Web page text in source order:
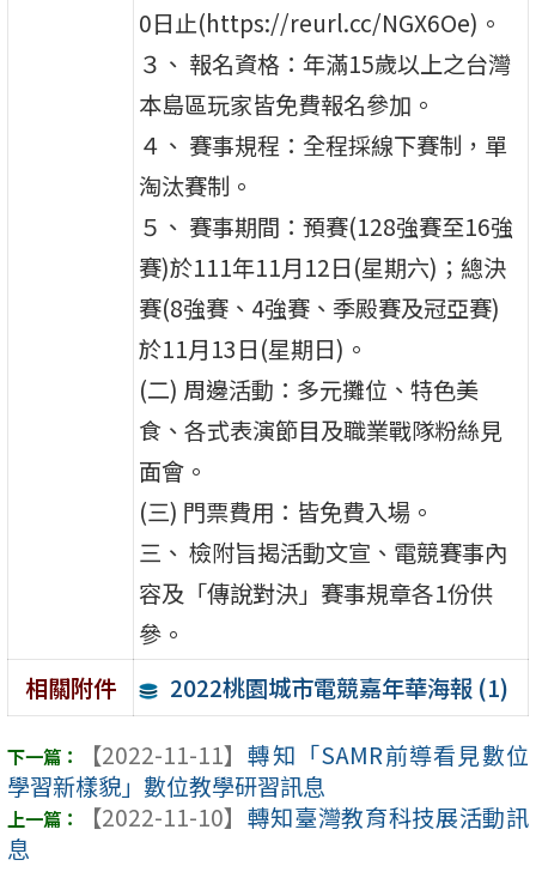
0日止(https://reurl.cc/NGX6Oe)。
３、 報名資格：年滿15歲以上之台灣
本島區玩家皆免費報名參加。
４、 賽事規程：全程採線下賽制，單
淘汰賽制。
５、 賽事期間：預賽(128強賽至16強
賽)於111年11月12日(星期六)；總決
賽(8強賽、4強賽、季殿賽及冠亞賽)
於11月13日(星期日)。
(二) 周邊活動：多元攤位、特色美
食、各式表演節目及職業戰隊粉絲見
面會。
(三) 門票費用：皆免費入場。
三、 檢附旨揭活動文宣、電競賽事內
容及「傳說對決」賽事規章各1份供
參。
相關附件
2022桃園城市電競嘉年華海報 (1)
【2022-11-11】 轉知「SAMR前導看見數位
學習新樣貌」數位教學研習訊息
【2022-11-10】 轉知臺灣教育科技展活動訊
息